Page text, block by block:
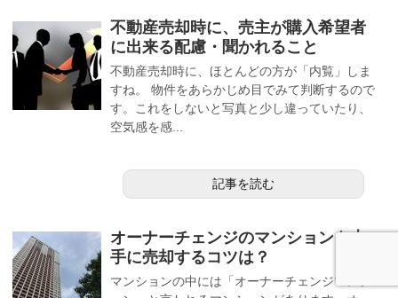
不動産売却時に、売主が購入希望者
に出来る配慮・聞かれること
不動産売却時に、ほとんどの方が「内覧」しま
すね。 物件をあらかじめ目でみて判断するので
す。これをしないと写真と少し違っていたり、
空気感を感...
記事を読む
オーナーチェンジのマンションを上
手に売却するコツは？
マンションの中には「オーナーチェンジマンシ